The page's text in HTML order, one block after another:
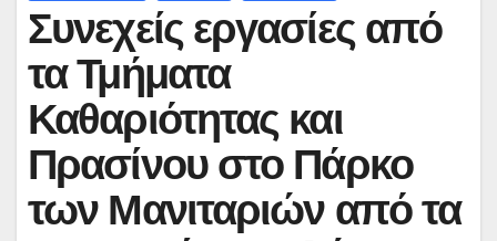
Συνεχείς εργασίες από
τα Τμήματα
Καθαριότητας και
Πρασίνου στο Πάρκο
των Μανιταριών από τα